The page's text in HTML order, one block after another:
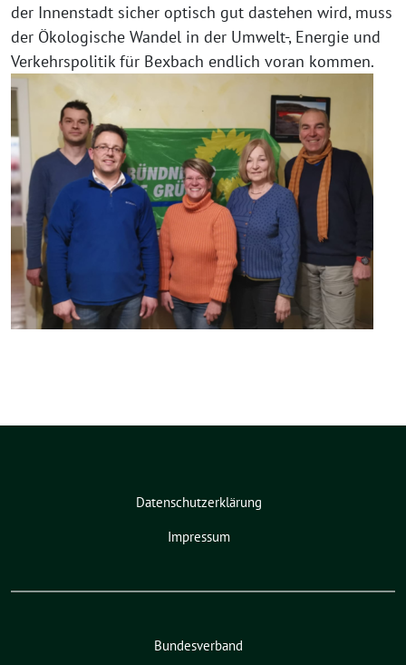
der Innenstadt sicher optisch gut dastehen wird, muss
der Ökologische Wandel in der Umwelt-, Energie und
Verkehrspolitik für Bexbach endlich voran kommen.
Datenschutzerklärung
Impressum
Bundesverband